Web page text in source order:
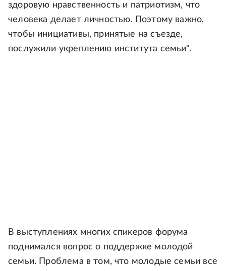
здоровую нравственность и патриотизм, что
человека делает личностью. Поэтому важно,
чтобы инициативы, принятые на съезде,
послужили укреплению института семьи".
В выступлениях многих спикеров форума
поднимался вопрос о поддержке молодой
семьи. Проблема в том, что молодые семьи все